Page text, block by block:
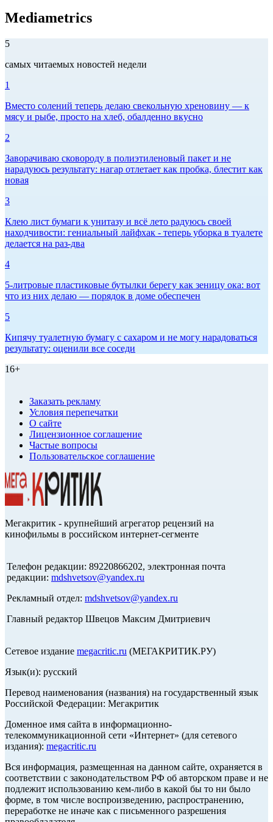
Mediametrics
5
самых читаемых новостей недели
1
Вместо солений теперь делаю свекольную хреновину — к
мясу и рыбе, просто на хлеб, обалденно вкусно
2
Заворачиваю сковороду в полиэтиленовый пакет и не
нарадуюсь результату: нагар отлетает как пробка, блестит как
новая
3
Клею лист бумаги к унитазу и всё лето радуюсь своей
находчивости: гениальный лайфхак - теперь уборка в туалете
делается на раз-два
4
5-литровые пластиковые бутылки берегу как зеницу ока: вот
что из них делаю — порядок в доме обеспечен
5
Кипячу туалетную бумагу с сахаром и не могу нарадоваться
результату: оценили все соседи
16+
Заказать рекламу
Условия перепечатки
О сайте
Лицензионное соглашение
Частые вопросы
Пользовательское соглашение
Мегакритик - крупнейший агрегатор рецензий на
кинофильмы в российском интернет-сегменте
Телефон редакции: 89220866202, электронная почта
редакции: mdshvetsov@yandex.ru
Рекламный отдел: mdshvetsov@yandex.ru
Главный редактор Швецов Максим Дмитриевич
Сетевое издание megacritic.ru (МЕГАКРИТИК.РУ)
Язык(и): русский
Перевод наименования (названия) на государственный язык
Российской Федерации: Мегакритик
Доменное имя сайта в информационно-
телекоммуникационной сети «Интернет» (для сетевого
издания): megacritic.ru
Вся информация, размещенная на данном сайте, охраняется в
соответствии с законодательством РФ об авторском праве и не
подлежит использованию кем-либо в какой бы то ни было
форме, в том числе воспроизведению, распространению,
переработке не иначе как с письменного разрешения